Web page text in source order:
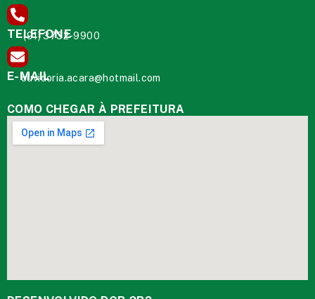
TELEFONE
(91) 3732-9900
E-MAIL
ouvidoria.acara@hotmail.com
COMO CHEGAR À PREFEITURA